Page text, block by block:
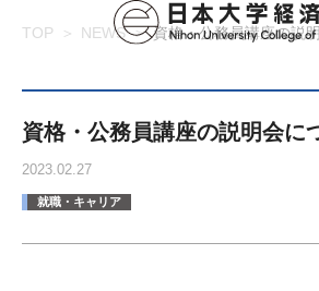
TOP NEWS 資格・公務員講座の説
資格・公務員講座の説明会に
2023.02.27
就職・キャリア